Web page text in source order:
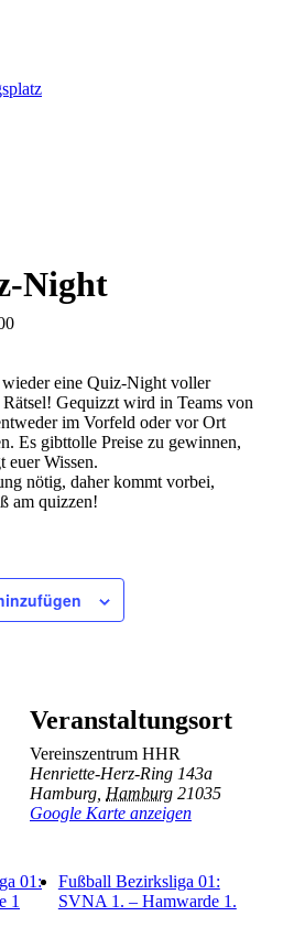
Night
eine Quiz-Night voller
Gequizzt wird in Teams von
im Vorfeld oder vor Ort
Es gibttolle Preise zu gewinnen,
euer Wissen.
nötig, daher kommt vorbei,
am quizzen!
Veranstaltungsort
Vereinszentrum HHR
Henriette-Herz-Ring 143a
Hamburg Hamburg 21035
Google Karte anzeigen
01:
1
Fußball Bezirksliga 01:
SVNA 1. – Hamwarde 1.